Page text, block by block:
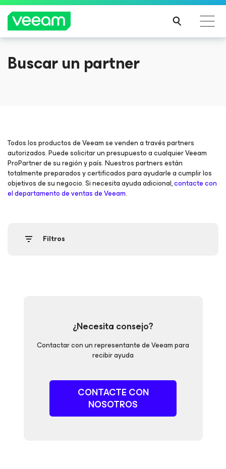
Guía de Veeam para los clientes afectados por la
actualización de contenido de CrowdStrike
Dive into the 2025 Session Lineup
The 2025 VeeamON agenda is here, and it’s the best yet.
Buscar un partner
Todos los productos de Veeam se venden a través partners
autorizados. Puede solicitar un presupuesto a cualquier Veeam
ProPartner de su región y país. Nuestros partners están
totalmente preparados y certificados para ayudarle a cumplir los
objetivos de su negocio. Si necesita ayuda adicional,contacte con
el departamento de ventas de Veeam.
Filtros
¿Necesita consejo?
Contactar con un representante de Veeam para
recibir ayuda
CONTACTE CON
NOSOTROS